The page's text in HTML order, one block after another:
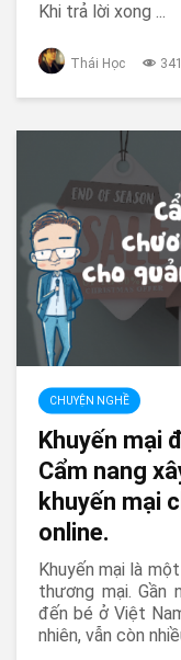
Khi trả lời xong ...
Thái Học
CHUYỆN NGHỀ
Khuyến mại
Cẩm nang
khuyến mại
online.
Khuyến mại là
thương mại. Gần
đến bé ở Việt
nhiên, vẫn còn